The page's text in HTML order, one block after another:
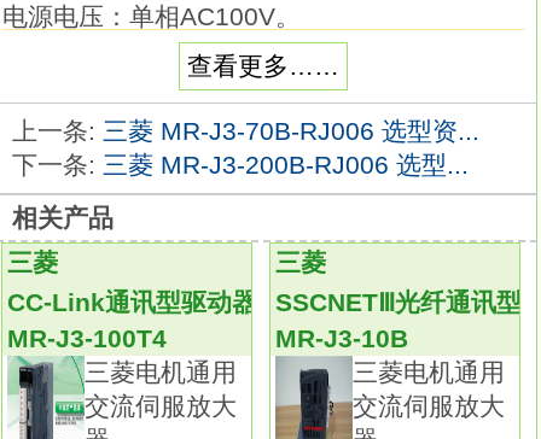
电源电压：单相AC100V。
驱动器方面：伺服驱动器在发展了变频技术的
在驱动器内部的电流环，
速度环和位置环（变频器没有该环）都进行了
比一般变频更精确的控制技术和算法运算，
在功能上也比传统的伺服强大很多，
主要的一点可以进行精确的位置控制MR-J3-
100B-RJ006
通过上位控制器发送的脉冲序列来控制速度和
位置，
驱动器内部的算法和更快更精确的计算以及性
能更优良的电子器件使之更优越于变频器。三
查看更多……
上一条: 三菱 MR-J3-70B-RJ006 选型资...
下一条: 三菱 MR-J3-200B-RJ006 选型...
相关产品
三菱
CC-Link通讯型驱动器
MR-J3-100T4
三菱电机通用
交流伺服放大
三菱
SSCNETⅢ光纤通讯型
MR-J3-10B
三菱电机通用
交流伺服放大